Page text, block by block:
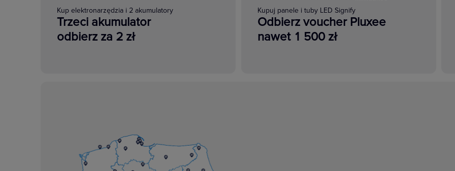
Kup elektronarzędzia i 2 akumulatory
Trzeci akumulator
odbierz za 2 zł
Kupuj panele i tuby LED Signify
Odbierz voucher Pluxee
nawet 1 500 zł